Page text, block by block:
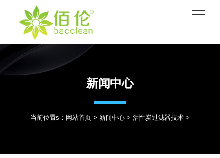
新闻中心
当前位置s： 网站首页 > 新闻中心 > 活性炭过滤器技术 >